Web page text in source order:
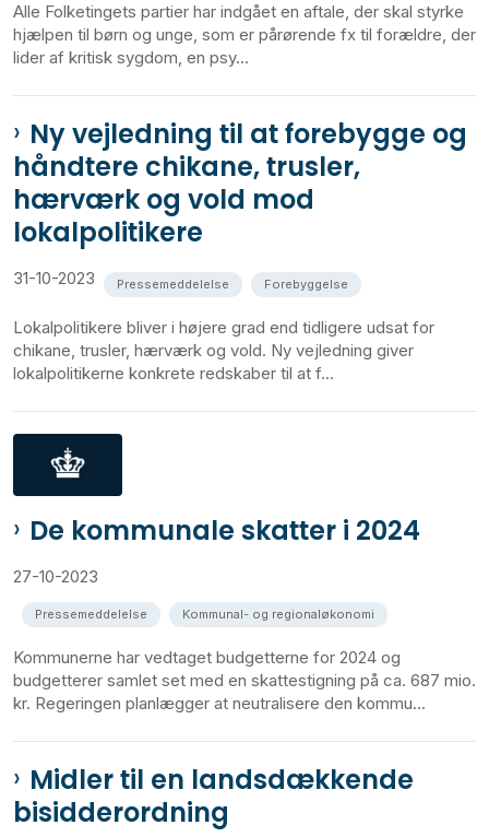
Alle Folketingets partier har indgået en aftale, der skal styrke
hjælpen til børn og unge, som er pårørende fx til forældre, der
lider af kritisk sygdom, en psy...
Ny vejledning til at forebygge og
håndtere chikane, trusler,
hærværk og vold mod
lokalpolitikere
31-10-2023 Pressemeddelelse Forebyggelse
Lokalpolitikere bliver i højere grad end tidligere udsat for
chikane, trusler, hærværk og vold. Ny vejledning giver
lokalpolitikerne konkrete redskaber til at f...
De kommunale skatter i 2024
27-10-2023
Pressemeddelelse Kommunal- og regionaløkonomi
Kommunerne har vedtaget budgetterne for 2024 og
budgetterer samlet set med en skattestigning på ca. 687 mio.
kr. Regeringen planlægger at neutralisere den kommu...
Midler til en landsdækkende
bisidderordning